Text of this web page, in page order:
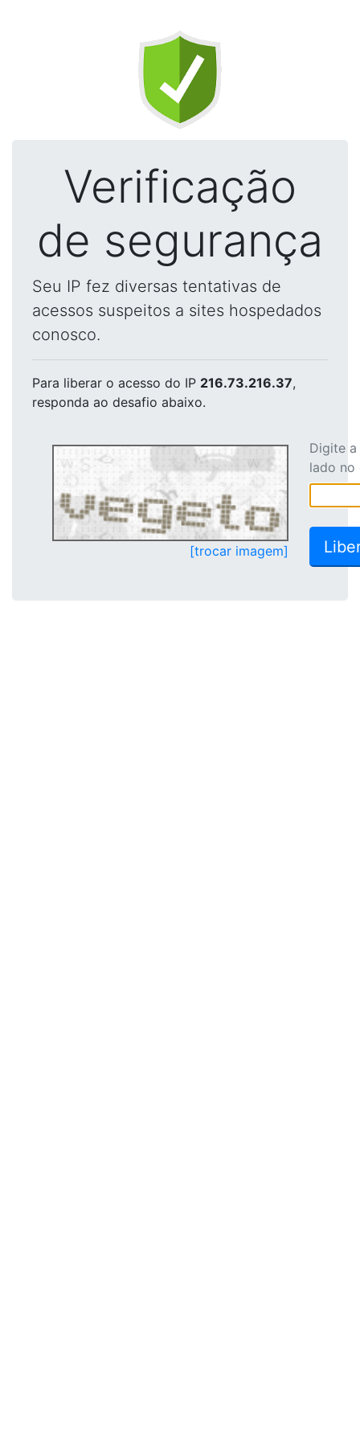
Verificação
de segurança
Seu IP fez diversas tentativas de
acessos suspeitos a sites hospedados
conosco.
Para liberar o acesso do IP 216.73.216.37,
responda ao desafio abaixo.
[trocar imagem]
Digite
lado no